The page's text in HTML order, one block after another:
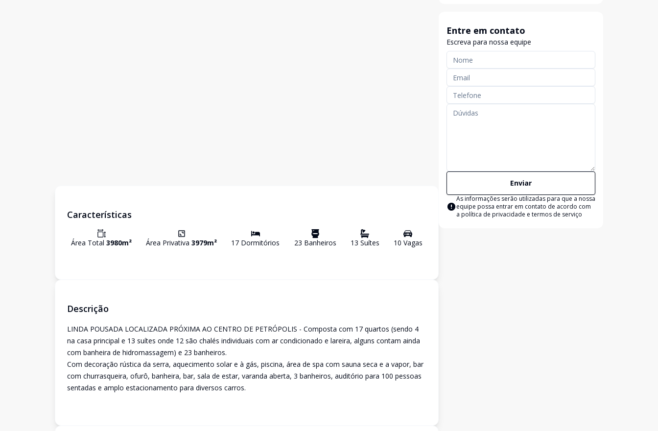
Características
Área Total 3980m² Área Privativa3979m² 17 Dormitórios 23 Banheiros 13 Suítes 10 Vagas
Descrição
LINDA POUSADA LOCALIZADA PRÓXIMA AO CENTRO DE PETRÓPOLIS - Composta com 17 quartos (sendo 4
na casa principal e 13 suítes onde 12 são chalés individuais com ar condicionado e lareira, alguns contam ainda
com banheira de hidromassagem) e 23 banheiros.
Com decoração rústica da serra, aquecimento solar e à gás, piscina, área de spa com sauna seca e a vapor, bar
com churrasqueira, ofurô, banheira, bar, sala de estar, varanda aberta, 3 banheiros, auditório para 100 pessoas
sentadas e amplo estacionamento para diversos carros.
Entre em contato
Escreva para nossa equipe
Enviar
As informações serão utilizadas para que a nossa
equipe possa entrar em contato de acordo com
a política de privacidade e termos de serviço